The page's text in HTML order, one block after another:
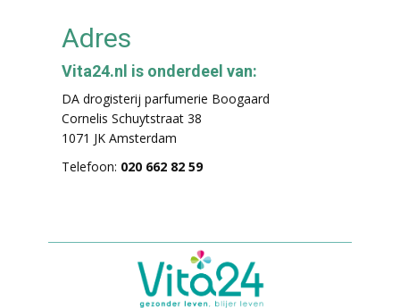
Adres
Vita24.nl is onderdeel van:
DA drogisterij parfumerie Boogaard
Cornelis Schuytstraat 38
1071 JK Amsterdam
Telefoon: 020 662 82 59